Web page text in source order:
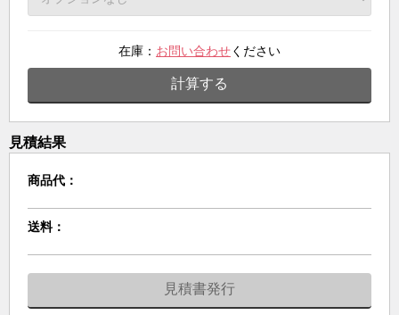
在庫： お問い合わせください
計算する
見積結果
商品代：
送料：
見積書発行